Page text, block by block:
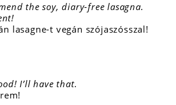
the soy, diary-free lasagna.
lasagne-t vegán szójaszósszal!
I’ll have that.